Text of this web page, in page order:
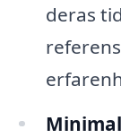
deras